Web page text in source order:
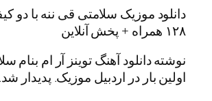
دانلود موزیک سلامتی قی ننه با دو کیفیت ۳۲۰ و
آهنگ توینز آر ام بنام سلامتی قی ننه
در اردبیل موزیک. پدیدار شد.